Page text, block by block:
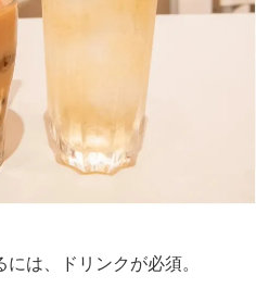
は、ドリンクが必須。